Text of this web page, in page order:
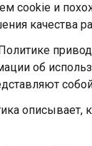
cookie и
качества
об
описывает,